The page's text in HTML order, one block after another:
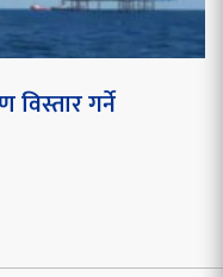
गर्ने